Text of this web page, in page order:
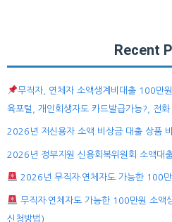
Recent
무직자, 연체자 소액생계비대출 100만
육포털, 개인회생자도 카드발급가능?, 전화
2026년 저신용자 소액 비상금 대출 상품
2026년 정부지원 신용회복위원회 소액대
2026년 무직자·연체자도 가능한 100
무직자·연체자도 가능한 100만원 소액
신청방법)